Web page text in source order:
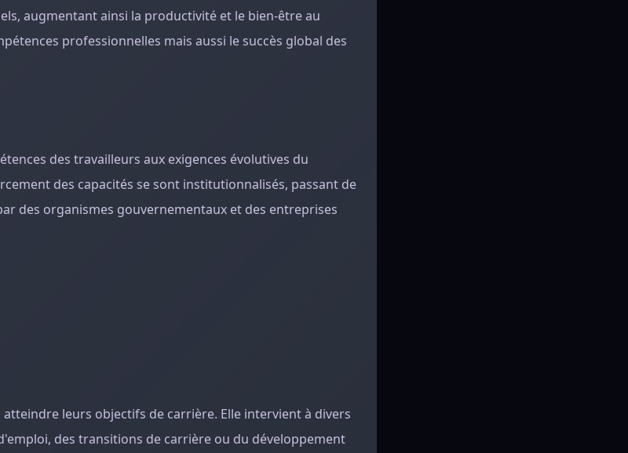
augmentant ainsi la productivité et le bien-être au
professionnelles mais aussi le succès global des
des travailleurs aux exigences évolutives du
des capacités se sont institutionnalisés, passant de
des organismes gouvernementaux et des entreprises
leurs objectifs de carrière. Elle intervient à divers
des transitions de carrière ou du développement